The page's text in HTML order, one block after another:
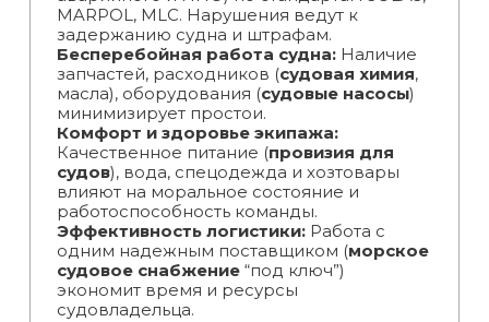
MARPOL, MLC. Нарушения ведут к
задержанию судна и штрафам.
Бесперебойная работа судна:Наличие
запчастей, расходников (судовая химия,
масла), оборудования (судовые насосы)
минимизирует простои.
Комфорт и здоровье экипажа:
Качественное питание (провизия для
судов), вода, спецодежда и хозтовары
влияют на моральное состояние и
работоспособность команды.
Эффективность логистики:Работа с
одним надежным поставщиком (морское
судовое снабжение“под ключ”)
экономит время и ресурсы
судовладельца.